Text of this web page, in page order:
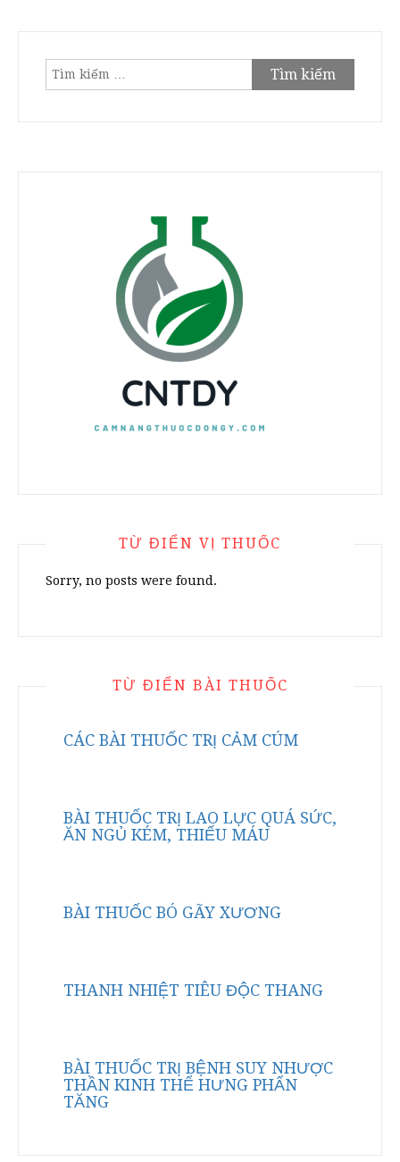
Tìm
kiếm
TỪ ĐIỂN VỊ THUỐC
Sorry, no posts were found.
TỪ ĐIỂN BÀI THUỐC
CÁC BÀI THUỐC TRỊ CẢM CÚM
BÀI THUỐC TRỊ LAO LỰC QUÁ SỨC,
ĂN NGỦ KÉM, THIẾU MÁU
BÀI THUỐC BÓ GÃY XƯƠNG
THANH NHIỆT TIÊU ĐỘC THANG
BÀI THUỐC TRỊ BỆNH SUY NHƯỢC
THẦN KINH THỂ HƯNG PHẤN
TĂNG